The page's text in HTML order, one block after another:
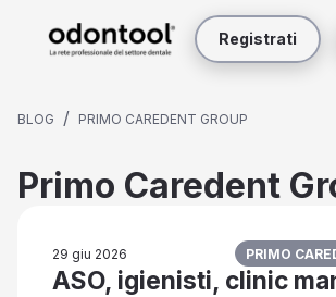
Registrati
BLOG / PRIMO CAREDENT GROUP
Primo Caredent
29 giu 2026 PRIMO
ASO, igienisti, clinic